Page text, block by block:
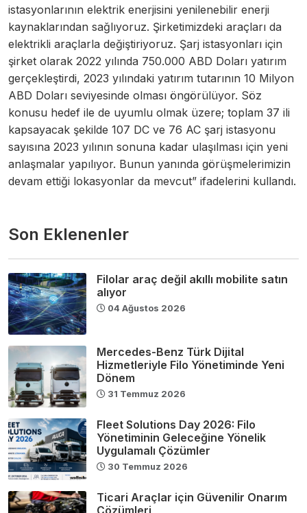
istasyonlarının elektrik enerjisini yenilenebilir enerji
kaynaklarından sağlıyoruz. Şirketimizdeki araçları da
elektrikli araçlarla değiştiriyoruz. Şarj istasyonları için
şirket olarak 2022 yılında 750.000 ABD Doları yatırım
gerçekleştirdi, 2023 yılındaki yatırım tutarının 10 Milyon
ABD Doları seviyesinde olması öngörülüyor. Söz
konusu hedef ile de uyumlu olmak üzere; toplam 37 ili
kapsayacak şekilde 107 DC ve 76 AC şarj istasyonu
sayısına 2023 yılının sonuna kadar ulaşılması için yeni
anlaşmalar yapılıyor. Bunun yanında görüşmelerimizin
devam ettiği lokasyonlar da mevcut” ifadelerini kullandı.
Son Eklenenler
Filolar araç değil akıllı mobilite satın
alıyor
04 Ağustos 2026
Mercedes-Benz Türk Dijital
Hizmetleriyle Filo Yönetiminde Yeni
Dönem
31 Temmuz 2026
Fleet Solutions Day 2026: Filo
Yönetiminin Geleceğine Yönelik
Uygulamalı Çözümler
30 Temmuz 2026
Ticari Araçlar için Güvenilir Onarım
Çözümleri